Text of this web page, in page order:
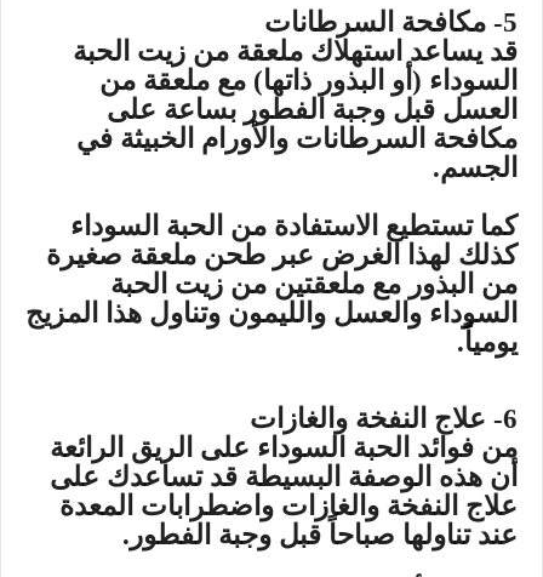
5- مكافحة السرطانات
قد يساعد استهلاك ملعقة من زيت الحبة
السوداء (أو البذور ذاتها) مع ملعقة من
العسل قبل وجبة الفطور بساعة على
مكافحة السرطانات والأورام الخبيثة في
الجسم.
كما تستطيع الاستفادة من الحبة السوداء
كذلك لهذا الغرض عبر طحن ملعقة صغيرة
من البذور مع ملعقتين من زيت الحبة
السوداء والعسل والليمون وتناول هذا المزيج
يومياً.
6- علاج النفخة والغازات
من فوائد الحبة السوداء على الريق الرائعة
أن هذه الوصفة البسيطة قد تساعدك على
علاج النفخة والغازات واضطرابات المعدة
عند تناولها صباحاً قبل وجبة الفطور.